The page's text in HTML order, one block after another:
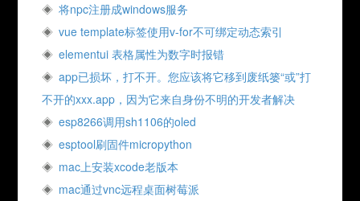
将npc注册成windows服务
vue template标签使用v-for不可绑定动态索引
elementui 表格属性为数字时报错
app已损坏，打不开。您应该将它移到废纸篓“或”打
不开的xxx.app，因为它来自身份不明的开发者解决
esp8266调用sh1106的oled
esptool刷固件micropython
mac上安装xcode老版本
mac通过vnc远程桌面树莓派